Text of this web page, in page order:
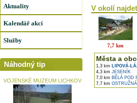
Aktuality
Kalendář akcí
Služby
Náhodný tip
VOJENSKÉ MUZEUM LICHKOV
V okolí
7,7 km
Města a
1,3 km LIPOVÁ-
4,3 km JESENÍK
7,0 km BĚLÁ POD
7,7 km OSTRUŽNÁ